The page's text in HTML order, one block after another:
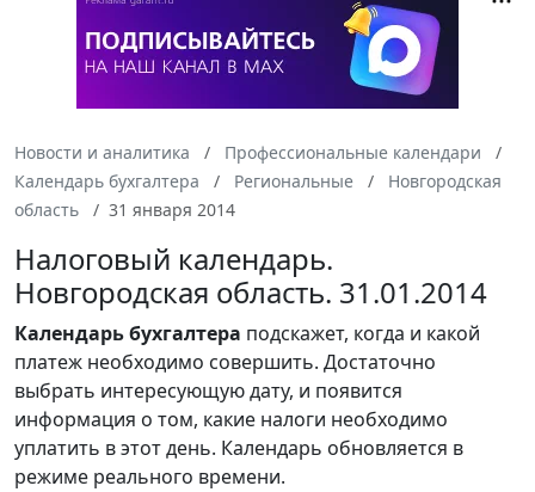
Новости и аналитика
Профессиональные календари
Календарь бухгалтера
Региональные
Новгородская
область
31 января 2014
Налоговый календарь.
Новгородская область. 31.01.2014
Календарьбухгалтера подскажет, когда и какой
платеж необходимо совершить. Достаточно
выбрать интересующую дату, и появится
информация о том, какие налоги необходимо
уплатить в этот день. Календарь обновляется в
режиме реального времени.